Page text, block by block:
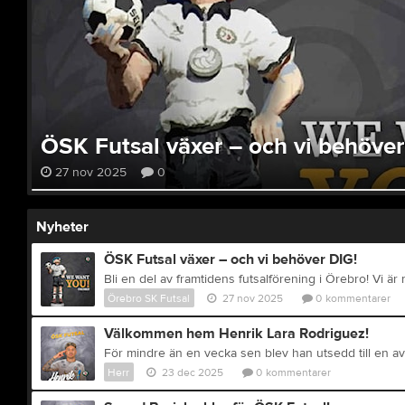
ÖSK Futsal växer – och vi
27 nov 2025 0
Nyheter
ÖSK Futsal växer – och vi behöver DIG!
Örebro SK Futsal 27 nov 2025 0 kommentarer
Välkommen hem Henrik Lara Rodriguez!
Herr 23 dec 2025 0 kommentarer